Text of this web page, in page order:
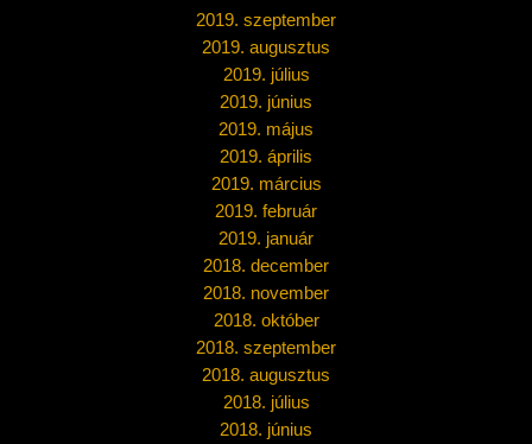
2019. szeptember
2019. augusztus
2019. július
2019. június
2019. május
2019. április
2019. március
2019. február
2019. január
2018. december
2018. november
2018. október
2018. szeptember
2018. augusztus
2018. július
2018. június